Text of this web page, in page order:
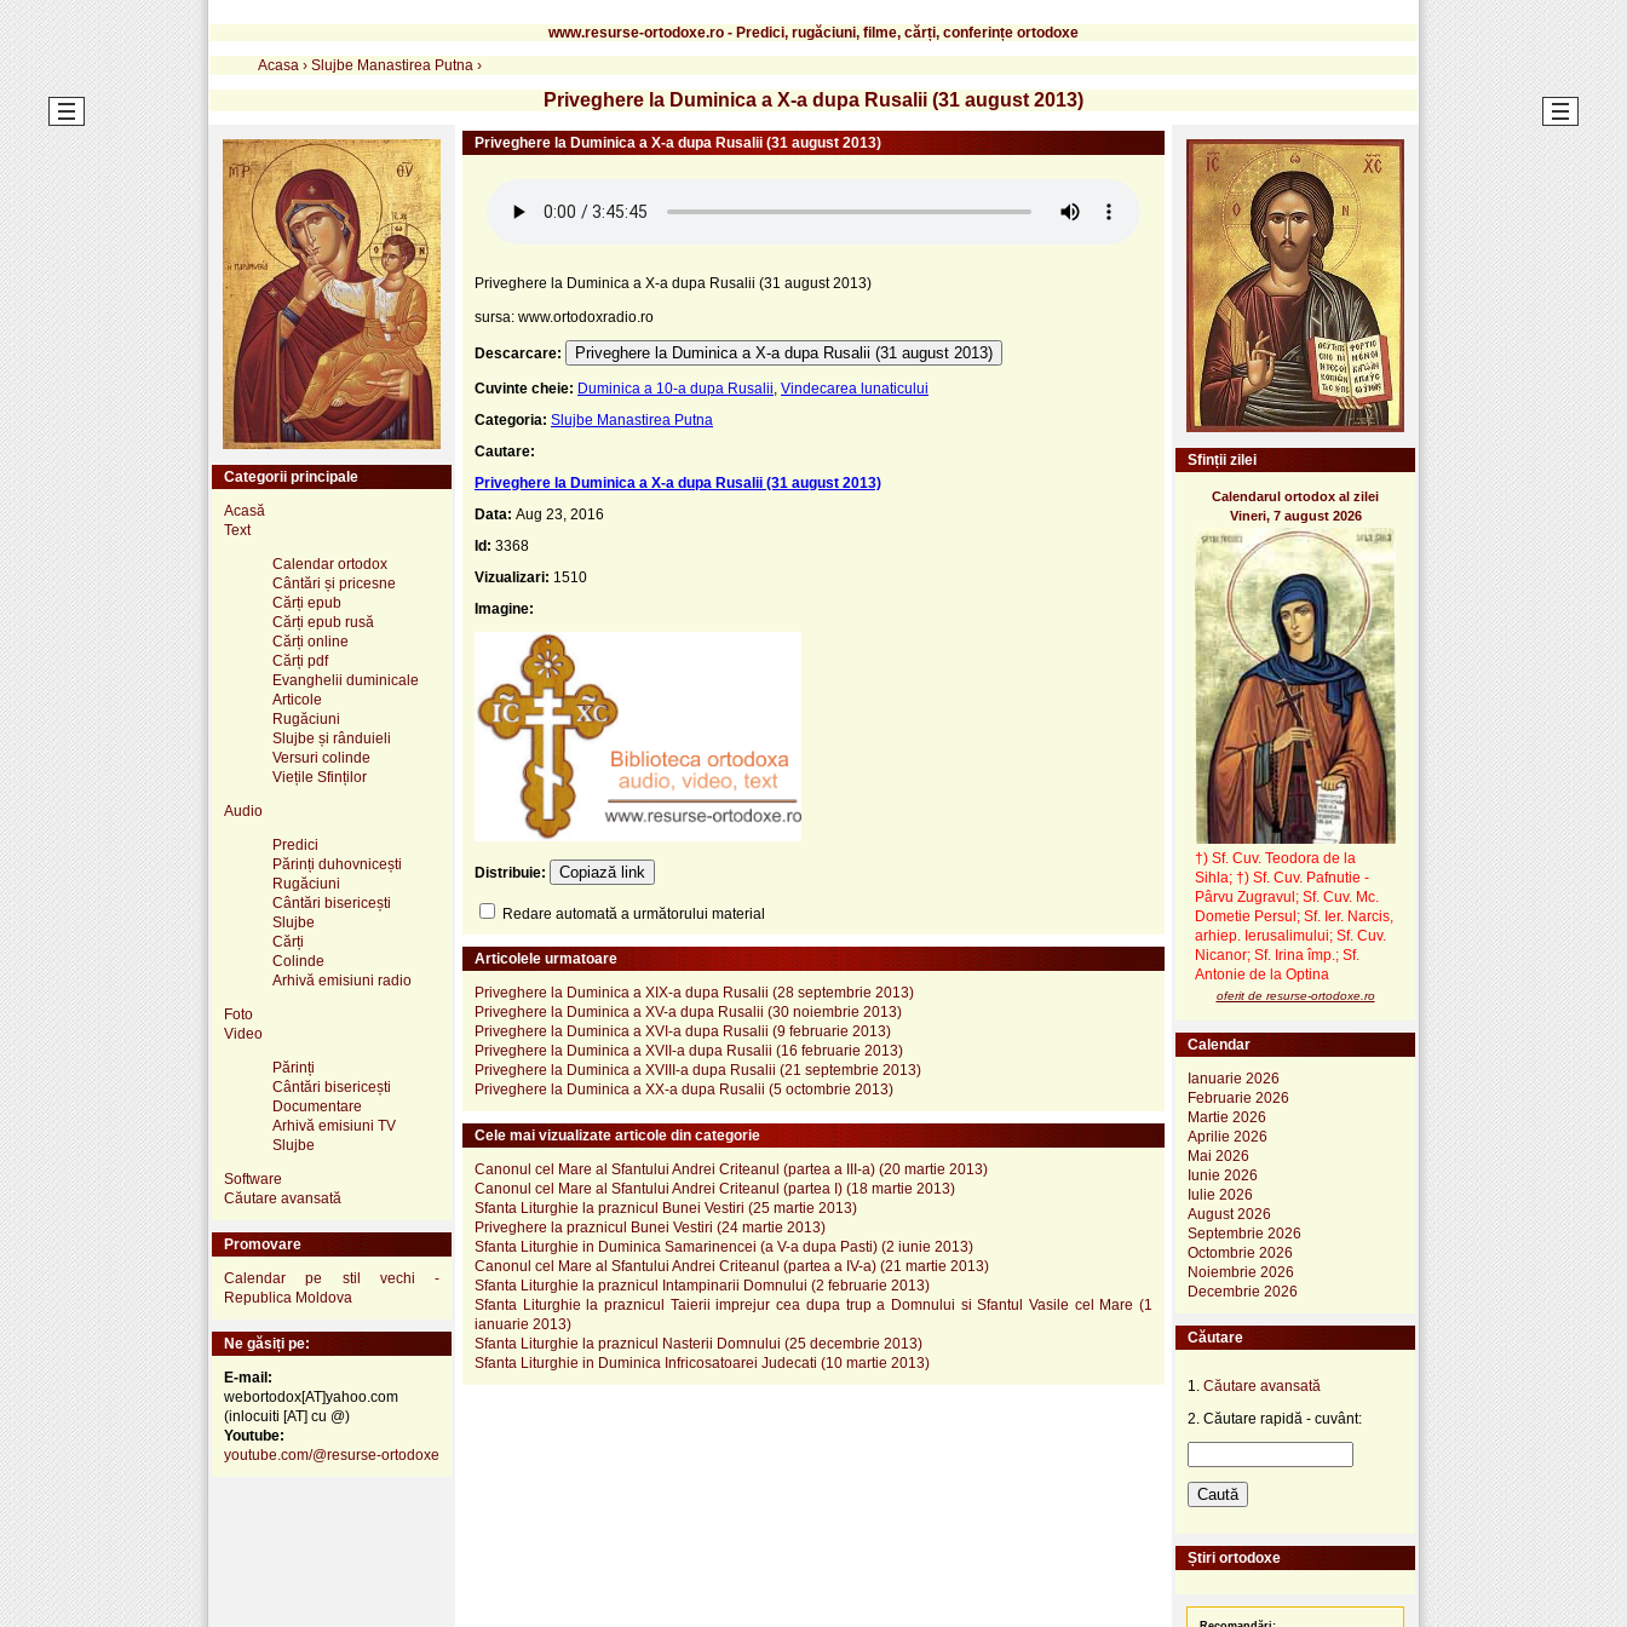
www.resurse-ortodoxe.ro - Predici, rugăciuni, filme, cărți, conferințe ortodoxe
Acasa › Slujbe Manastirea Putna ›
Priveghere la Duminica a X-a dupa Rusalii (31 august 2013)
Priveghere la Duminica a X-a dupa Rusalii (31 august 2013)
Priveghere la Duminica a X-a dupa Rusalii (31 august 2013)
sursa: www.ortodoxradio.ro
Descarcare: Priveghere la Duminica a X-a dupa Rusalii (31 august 2013)
Cuvinte cheie: Duminica a 10-a dupa Rusalii Vindecarea lunaticului
Categoria: Slujbe Manastirea Putna
Cautare:
Priveghere la Duminica a X-a dupa Rusalii (31 august 2013)
Data: Aug 23, 2016
Id: 3368
Vizualizari: 1510
Imagine:
Distribuie: Copiază link
Redare automată a următorului material
Articolele urmatoare
Priveghere la Duminica a XIX-a dupa Rusalii (28 septembrie 2013)
Priveghere la Duminica a XV-a dupa Rusalii (30 noiembrie 2013)
Priveghere la Duminica a XVI-a dupa Rusalii (9 februarie 2013)
Priveghere la Duminica a XVII-a dupa Rusalii (16 februarie 2013)
Priveghere la Duminica a XVIII-a dupa Rusalii (21 septembrie 2013)
Priveghere la Duminica a XX-a dupa Rusalii (5 octombrie 2013)
Cele mai vizualizate articole din categorie
Canonul cel Mare al Sfantului Andrei Criteanul (partea a III-a) (20 martie 2013)
Canonul cel Mare al Sfantului Andrei Criteanul (partea I) (18 martie 2013)
Sfanta Liturghie la praznicul Bunei Vestiri (25 martie 2013)
Priveghere la praznicul Bunei Vestiri (24 martie 2013)
Sfanta Liturghie in Duminica Samarinencei (a V-a dupa Pasti) (2 iunie 2013)
Canonul cel Mare al Sfantului Andrei Criteanul (partea a IV-a) (21 martie 2013)
Sfanta Liturghie la praznicul Intampinarii Domnului (2 februarie 2013)
Sfanta Liturghie la praznicul Taierii imprejur cea dupa trup a Domnului si Sfantul Vasile cel Mare (1
ianuarie 2013)
Sfanta Liturghie la praznicul Nasterii Domnului (25 decembrie 2013)
Sfanta Liturghie in Duminica Infricosatoarei Judecati (10 martie 2013)
Categorii principale
Acasă
Text
Calendar ortodox
Cântări și pricesne
Cărți epub
Cărți epub rusă
Cărți online
Cărți pdf
Evanghelii duminicale
Articole
Rugăciuni
Slujbe și rânduieli
Versuri colinde
Viețile Sfinților
Audio
Predici
Părinți duhovnicești
Rugăciuni
Cântări bisericești
Slujbe
Cărți
Colinde
Arhivă emisiuni radio
Foto
Video
Părinți
Cântări bisericești
Documentare
Arhivă emisiuni TV
Slujbe
Software
Căutare avansată
Promovare
Calendar pe stil vechi -
Republica Moldova
Ne găsiți pe:
E-mail:
webortodox[AT]yahoo.com
(inlocuiti [AT] cu @)
Youtube:
youtube.com/@resurse-ortodoxe
Sfinții zilei
Calendarul ortodox al zilei
Vineri, 7 august 2026
†) Sf. Cuv. Teodora de la
Sihla; †) Sf. Cuv. Pafnutie -
Pârvu Zugravul ; Sf. Cuv. Mc.
Dometie Persul; Sf. Ier. Narcis,
arhiep. Ierusalimului; Sf. Cuv.
Nicanor; Sf. Irina împ.; Sf.
Antonie de la Optina
oferit de resurse-ortodoxe.ro
Calendar
Ianuarie 2026
Februarie 2026
Martie 2026
Aprilie 2026
Mai 2026
Iunie 2026
Iulie 2026
August 2026
Septembrie 2026
Octombrie 2026
Noiembrie 2026
Decembrie 2026
Căutare
1. Căutare avansată
2. Căutare rapidă - cuvânt:
Știri ortodoxe